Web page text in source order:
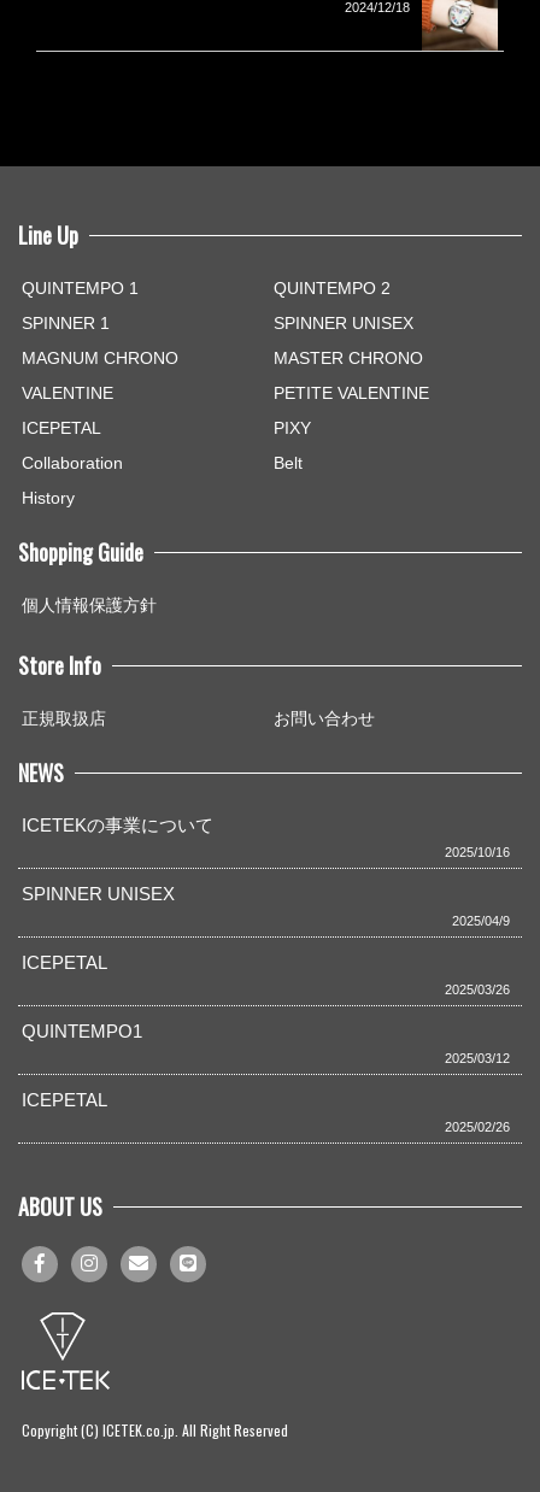
2024/12/18
Line Up
QUINTEMPO 1
QUINTEMPO 2
SPINNER 1
SPINNER UNISEX
MAGNUM CHRONO
MASTER CHRONO
VALENTINE
PETITE VALENTINE
ICEPETAL
PIXY
Collaboration
Belt
History
Shopping Guide
個人情報保護方針
Store Info
正規取扱店 お問い合わせ
NEWS
ICETEKの事業について
2025/10/16
SPINNER UNISEX
2025/04/9
ICEPETAL
2025/03/26
QUINTEMPO1
2025/03/12
ICEPETAL
2025/02/26
ABOUT US
Copyright (C) ICETEK.co.jp. All Right Reserved